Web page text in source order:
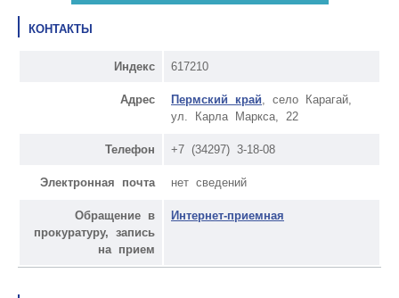
КОНТАКТЫ
Индекс 617210
Адрес Пермский край , село Карагай,
ул. Карла Маркса, 22
Телефон +7 (34297) 3-18-08
Электронная почта нет сведений
Обращение в
прокуратуру, запись
на прием
Интернет-приемная